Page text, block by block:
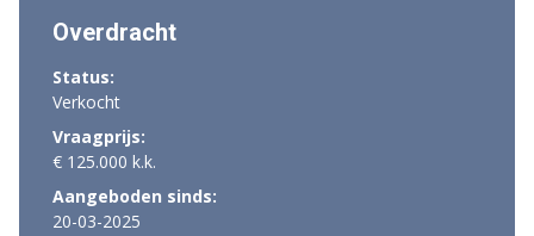
Overdracht
Status:
Verkocht
Vraagprijs:
€ 125.000 k.k.
Aangeboden sinds:
20-03-2025